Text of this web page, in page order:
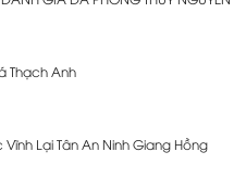
Thạch Anh
Lại Tân An Ninh Giang Hồng